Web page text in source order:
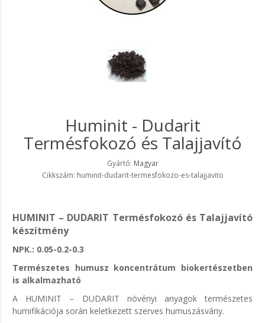
Huminit - Dudarit
Termésfokozó és Talajjavító
Gyártó: Magyar
Cikkszám: huminit-dudarit-termesfokozo-es-talajjavito
HUMINIT – DUDARIT Termésfokozó és Talajjavító
készítmény
NPK.: 0.05-0.2-0.3
Természetes humusz koncentrátum biokertészetben
is alkalmazható
A HUMINIT – DUDARIT növényi anyagok természetes
humifikációja során keletkezett szerves humuszásvány.